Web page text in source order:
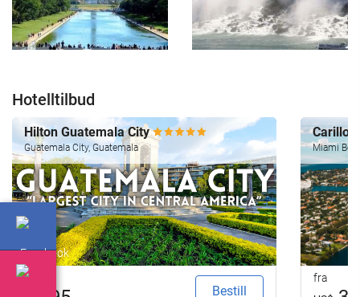
Hotelltilbud
Hilton Guatemala City
Guatemala City, Guatemala
fra
Bestill
Miami
fra